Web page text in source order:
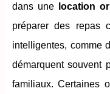
dans une
location
préparer des repas
intelligentes, comme
démarquent souvent
familiaux. Certaines